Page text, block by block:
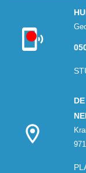
Kon niet
verbinden met